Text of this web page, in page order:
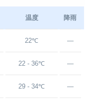
温度 降雨
22℃ —
22 - 36℃ —
29 - 34℃ —